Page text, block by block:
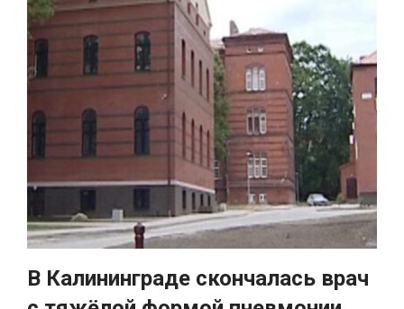
В Калининграде скончалась врач